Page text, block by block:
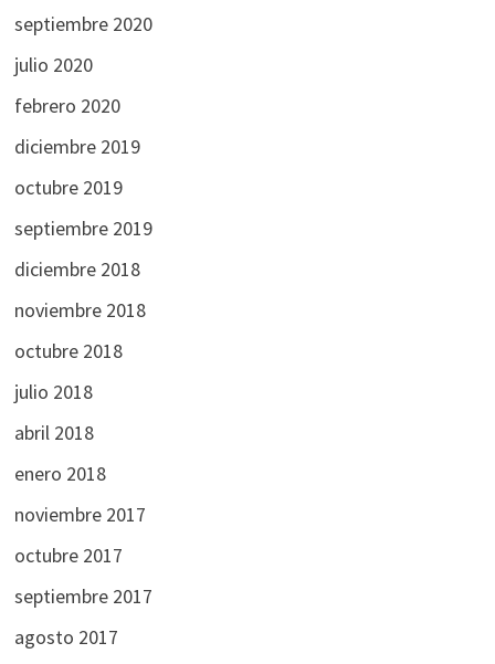
septiembre 2020
julio 2020
febrero 2020
diciembre 2019
octubre 2019
septiembre 2019
diciembre 2018
noviembre 2018
octubre 2018
julio 2018
abril 2018
enero 2018
noviembre 2017
octubre 2017
septiembre 2017
agosto 2017